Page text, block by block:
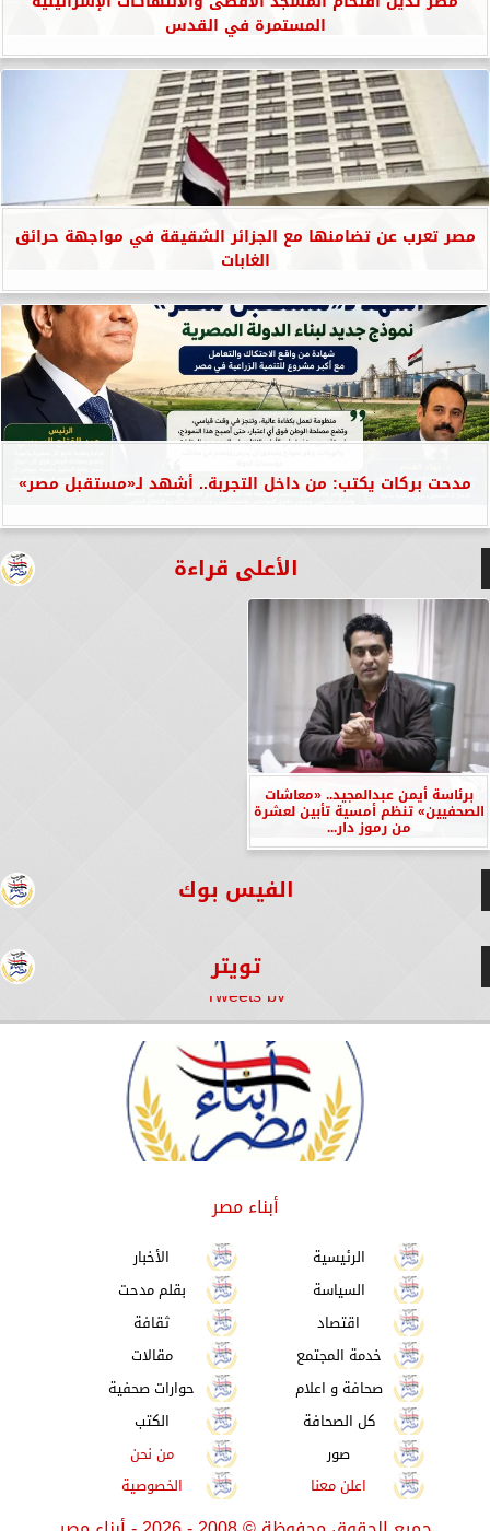
المستمرة في القدس
مصر تعرب عن تضامنها مع الجزائر الشقيقة في مواجهة حرائق
الغابات
مدحت بركات يكتب: من داخل التجربة.. أشهد لـ«مستقبل مصر»
الأعلى قراءة
برئاسة أيمن عبدالمجيد.. «معاشات
الصحفيين» تنظم أمسية تأبين لعشرة
من رموز دار...
الفيس بوك
تويتر
Tweets by
أبناء مصر
الرئيسية
الأخبار
السياسة
بقلم مدحت
اقتصاد
ثقافة
خدمة المجتمع
مقالات
صحافة و اعلام
حوارات صحفية
كل الصحافة
الكتب
صور
من نحن
اعلن معنا
الخصوصية